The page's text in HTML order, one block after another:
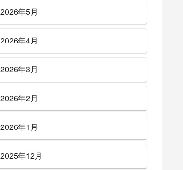
2026年5月
2026年4月
2026年3月
2026年2月
2026年1月
2025年12月